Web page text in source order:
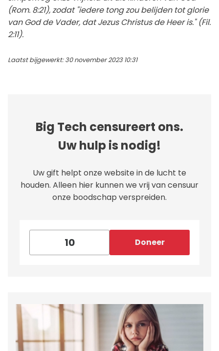
(Rom. 8:21), zodat "iedere tong zou belijden tot glorie
van God de Vader, dat Jezus Christus de Heer is." (Fil.
2:11).
Laatst bijgewerkt: 30 november 2023 10:31
Big Tech censureert ons.
Uw hulp is nodig!
Uw gift helpt onze website in de lucht te
houden. Alleen hier kunnen we vrij van censuur
onze boodschap verspreiden.
Doneer